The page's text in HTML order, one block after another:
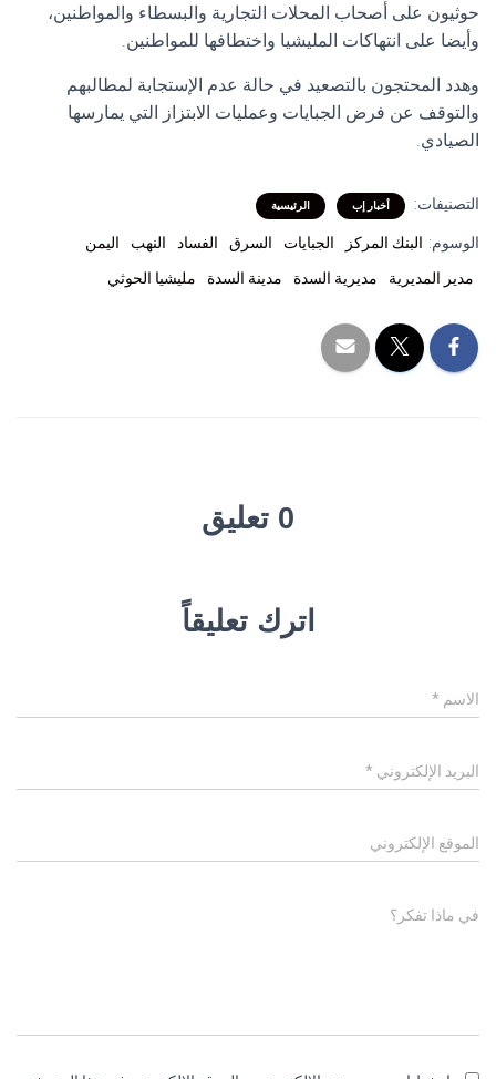
حوثيون على أصحاب المحلات التجارية والبسطاء والمواطنين،
وأيضا على انتهاكات المليشيا واختطافها للمواطنين.
وهدد المحتجون بالتصعيد في حالة عدم الإستجابة لمطالبهم
والتوقف عن فرض الجبايات وعمليات الابتزاز التي يمارسها
الصيادي.
التصنيفات: أخبار إب الرئيسية
الوسوم: البنك المركز الجبايات السرق الفساد النهب
اليمن
مدير المديرية
مديرية السدة مدينة السدة مليشيا الحوثي
0 تعليق
اترك تعليقاً
الاسم *
البريد الإلكتروني *
الموقع الإلكتروني
في ماذا تفكر؟